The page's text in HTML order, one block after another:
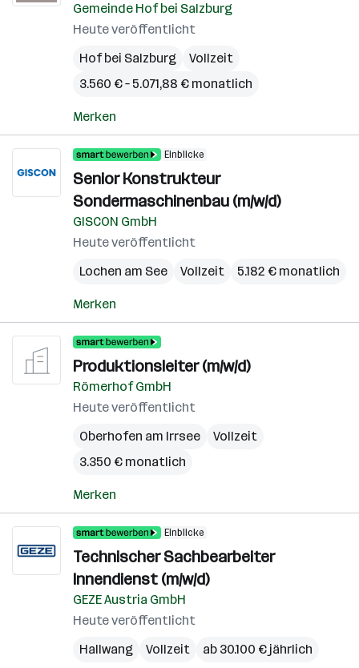
Gemeinde Hof bei Salzburg
Heute veröffentlicht
Hof bei Salzburg
Vollzeit
3.560 € – 5.071,88 € monatlich
Merken
Einblicke
Senior Konstrukteur
Sondermaschinenbau (m/w/d)
GISCON GmbH
Heute veröffentlicht
Lochen am See
Vollzeit 5.182 € monatlich
Merken
Produktionsleiter (m/w/d)
Römerhof GmbH
Heute veröffentlicht
Oberhofen am Irrsee
Vollzeit
3.350 € monatlich
Merken
Einblicke
Technischer Sachbearbeiter
Innendienst (m/w/d)
GEZE Austria GmbH
Heute veröffentlicht
Hallwang
Vollzeit ab 30.100 € jährlich